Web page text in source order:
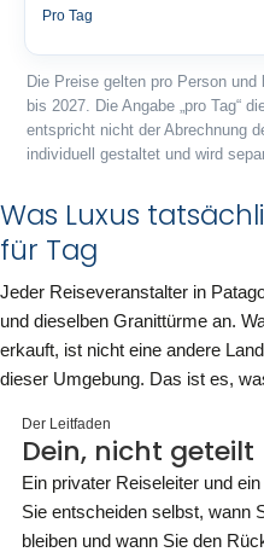
Pro Tag
Die Preise gelten pro Person
bis 2027. Die Angabe „pro Tag“
entspricht nicht der Abrechnung
individuell gestaltet und wird
Was Luxus
für Tag
Jeder Reiseveranstalter in
und dieselben Granittürme an.
erkauft, ist nicht eine andere
dieser Umgebung. Das ist es,
Der Leitfaden
Dein, nicht geteilt
Ein privater Reiseleiter und
Sie entscheiden selbst, wann
bleiben und wann Sie den